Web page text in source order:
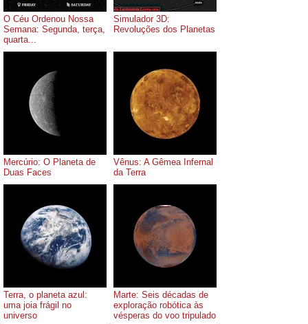
O Céu Ordenou Nossa
Semana: Segunda, terça,
quarta...
Simulador 3D:
Revoluções dos Planetas
Mercúrio: O Planeta de
Duas Faces
Vênus: A Gêmea Infernal
da Terra
Terra, o planeta azul:
uma joia frágil no
universo
Marte: Seis décadas de
exploração robótica às
vésperas do voo tripulado